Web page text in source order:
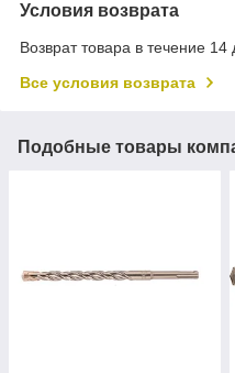
Условия возврата
Возврат товара в течение
Все условия возврата
Подобные товары